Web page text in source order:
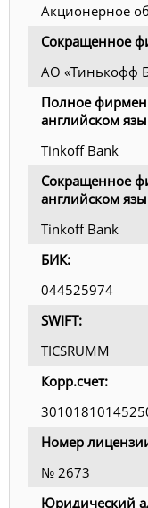
Акционерное
Сокращенное
АО «Тинькофф
Полное
английском
Tinkoff Bank
Сокращенное
английском
Tinkoff Bank
БИК:
044525974
SWIFT:
TICSRUMM
Корр.счет:
Номер
№ 2673
Юридический